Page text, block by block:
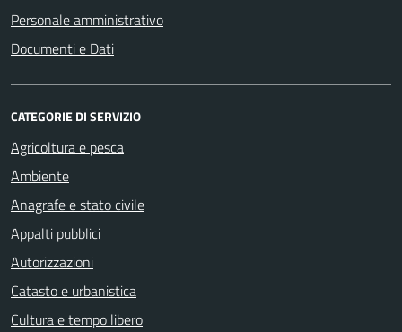
Personale amministrativo
Documenti e Dati
CATEGORIE DI SERVIZIO
Agricoltura e pesca
Ambiente
Anagrafe e stato civile
Appalti pubblici
Autorizzazioni
Catasto e urbanistica
Cultura e tempo libero